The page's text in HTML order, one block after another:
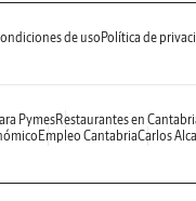
de usoPolítica de
PymesRestaurantes en
Empleo CantabriaCarlos